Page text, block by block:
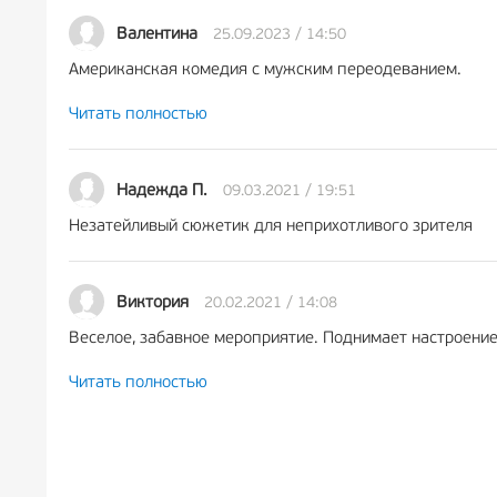
Многие зрители приходят на спектакль
все тяжкие ради призрачных миллионов, и за бодрой
Валентина 25.09.2023 / 14:50
Американская комедия с мужским переодеванием.
Яркие костюмы, хорошая игра актёров.
Читать полностью
Надежда П. 09.03.2021 / 19:51
Незатейливый сюжетик для неприхотливого зрителя
Виктория 20.02.2021 / 14:08
Веселое, забавное мероприятие. Поднимает
Вызывает восхищение перевоплощение мужчин
Читать полностью